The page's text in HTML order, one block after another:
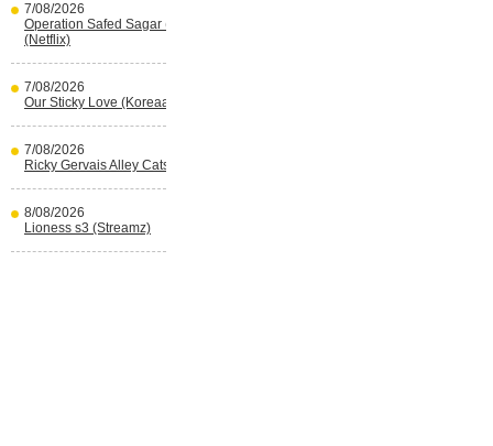
7/08/2026
Operation Safed Sagar (Indisch)
(Netflix)
7/08/2026
Our Sticky Love (Koreaans) (Netflix)
7/08/2026
Ricky Gervais Alley Cats (Netflix)
8/08/2026
Lioness s3 (Streamz)